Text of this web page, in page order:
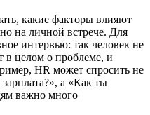
какие факторы влияют
на личной встрече. Для
интервью: так человек не
в целом о проблеме, и
HR может спросить не
а «Как ты
важно много